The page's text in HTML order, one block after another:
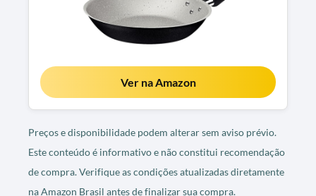
Ver na Amazon
Preços e disponibilidade podem alterar sem aviso prévio.
Este conteúdo é informativo e não constitui recomendação
de compra. Verifique as condições atualizadas diretamente
na Amazon Brasil antes de finalizar sua compra.